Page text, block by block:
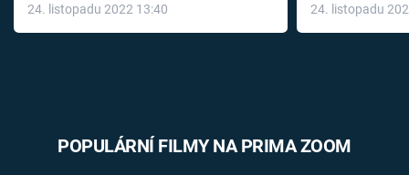
24. listopadu 2022 13:40
léky
24. listopadu
POPULÁRNÍ FILMY NA PRIMA ZOOM